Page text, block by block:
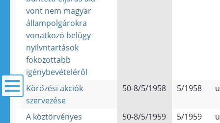
vont nem magyar
állampolgárokra
vonatkozó belügy
nyilvntartások
fokozottabb
igénybevételéről
Körözési akciók
szervezése
50-8/5/1958 5/1958
A köztörvényes
50-8/5/1959 5/1959